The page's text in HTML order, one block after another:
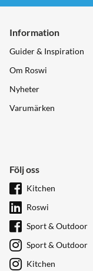
Information
Guider & Inspiration
Om Roswi
Nyheter
Varumärken
Följ oss
Kitchen
Roswi
Sport & Outdoor
Sport & Outdoor
Kitchen